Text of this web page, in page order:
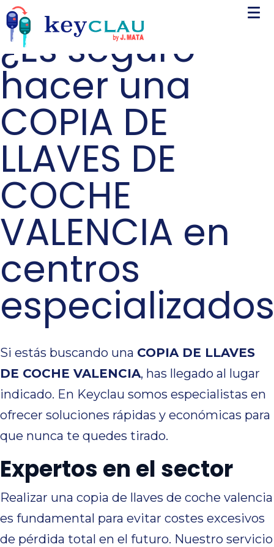
¿Es seguro
hacer una
COPIA DE
LLAVES DE
COCHE
VALENCIA en
centros
Si estás buscando una COPIA DE LLAVES
DE COCHE VALENCIA, has llegado al lugar
indicado. En Keyclau somos especialistas en
ofrecer soluciones rápidas y económicas para
que nunca te quedes tirado.
Expertos en el sector
Realizar una copia de llaves de coche valencia
es fundamental para evitar costes excesivos
de pérdida total en el futuro. Nuestro servicio